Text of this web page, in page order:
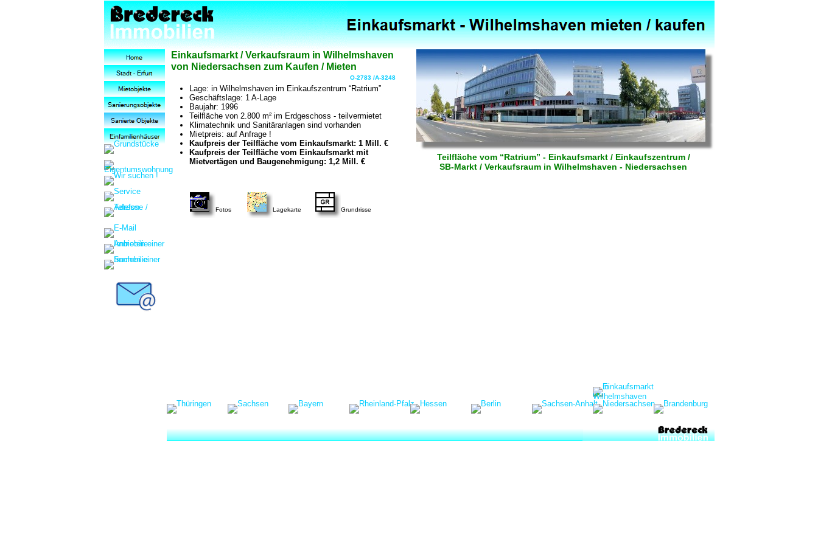
Fotos
Einkaufsmarkt / Verkaufsraum in Wilhelmshaven
von Niedersachsen zum Kaufen / Mieten
Lage: in Wilhelmshaven im Einkaufszentrum “Ratrium”
Geschäftslage: 1 A-Lage
Baujahr: 1996
Teilfläche von 2.800 m² im Erdgeschoss - teilvermietet
Klimatechnik und Sanitäranlagen sind vorhanden
Mietpreis: auf Anfrage !
Kaufpreis der Teilfläche vom Einkaufsmarkt: 1 Mill. €
Kaufpreis der Teilfläche vom Einkaufsmarkt mit
Mietvertägen und Baugenehmigung: 1,2 Mill. €
Lagekarte
O-2783 /A-3248
Teilfläche vom “Ratrium” - Einkaufsmarkt / Einkaufszentrum /
SB-Markt / Verkaufsraum in Wilhelmshaven - Niedersachsen
Grundrisse